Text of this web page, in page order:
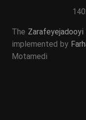
The Zarafeyejadooyi
implemented by
Motamedi